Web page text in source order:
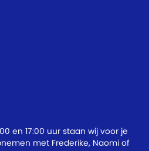
en 17:00 uur staan wij voor je
met Frederike, Naomi of